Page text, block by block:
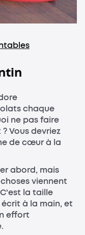
chaque
ne pas faire
Vous devriez
de cœur à la
abord, mais
viennent
la taille
à la main, et
effort